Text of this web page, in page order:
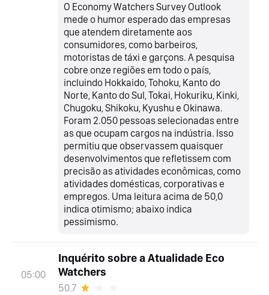
O Economy Watchers Survey Outlook
mede o humor esperado das empresas
que atendem diretamente aos
consumidores, como barbeiros,
motoristas de táxi e garçons. A pesquisa
cobre onze regiões em todo o país,
incluindo Hokkaido, Tohoku, Kanto do
Norte, Kanto do Sul, Tokai, Hokuriku, Kinki,
Chugoku, Shikoku, Kyushu e Okinawa.
Foram 2.050 pessoas selecionadas entre
as que ocupam cargos na indústria. Isso
permitiu que observassem quaisquer
desenvolvimentos que refletissem com
precisão as atividades econômicas, como
atividades domésticas, corporativas e
empregos. Uma leitura acima de 50,0
indica otimismo; abaixo indica
pessimismo.
05:00
Inquérito sobre a Atualidade Eco
Watchers
50.7